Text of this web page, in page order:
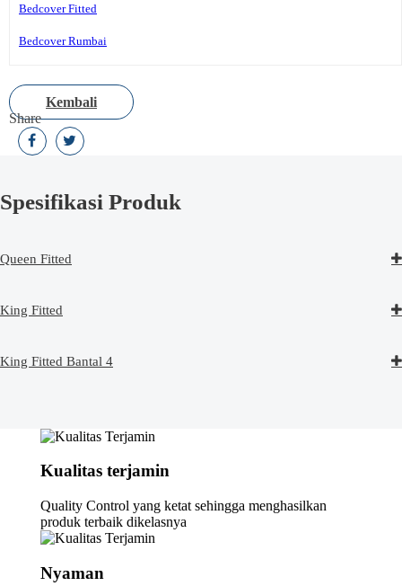
Bedcover Fitted
Bedcover Rumbai
Kembali
Share
Spesifikasi Produk
Queen Fitted
King Fitted
King Fitted Bantal 4
Kualitas terjamin
Quality Control yang ketat sehingga menghasilkan
produk terbaik dikelasnya
Nyaman